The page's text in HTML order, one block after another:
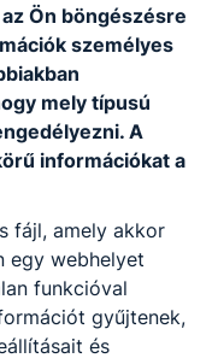
Szaktábor
Ön böngészésre
személyes
mely típusú
A
információkat a
fájl, amely akkor
egy webhelyet
funkcióval
gyűjtenek,
és